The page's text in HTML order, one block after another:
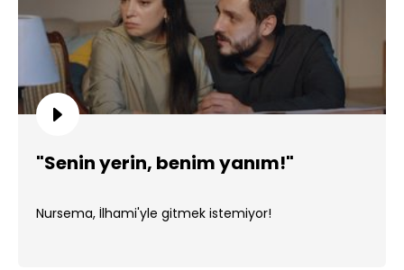
"Senin yerin, benim yanım!"
Nursema, İlhami'yle gitmek istemiyor!